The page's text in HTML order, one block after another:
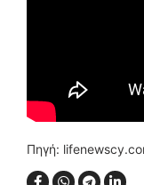
Πηγή: